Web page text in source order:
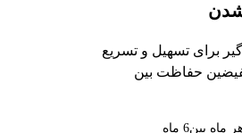
برای تسهیل و تسریع
حفاظت بین
6 ماه